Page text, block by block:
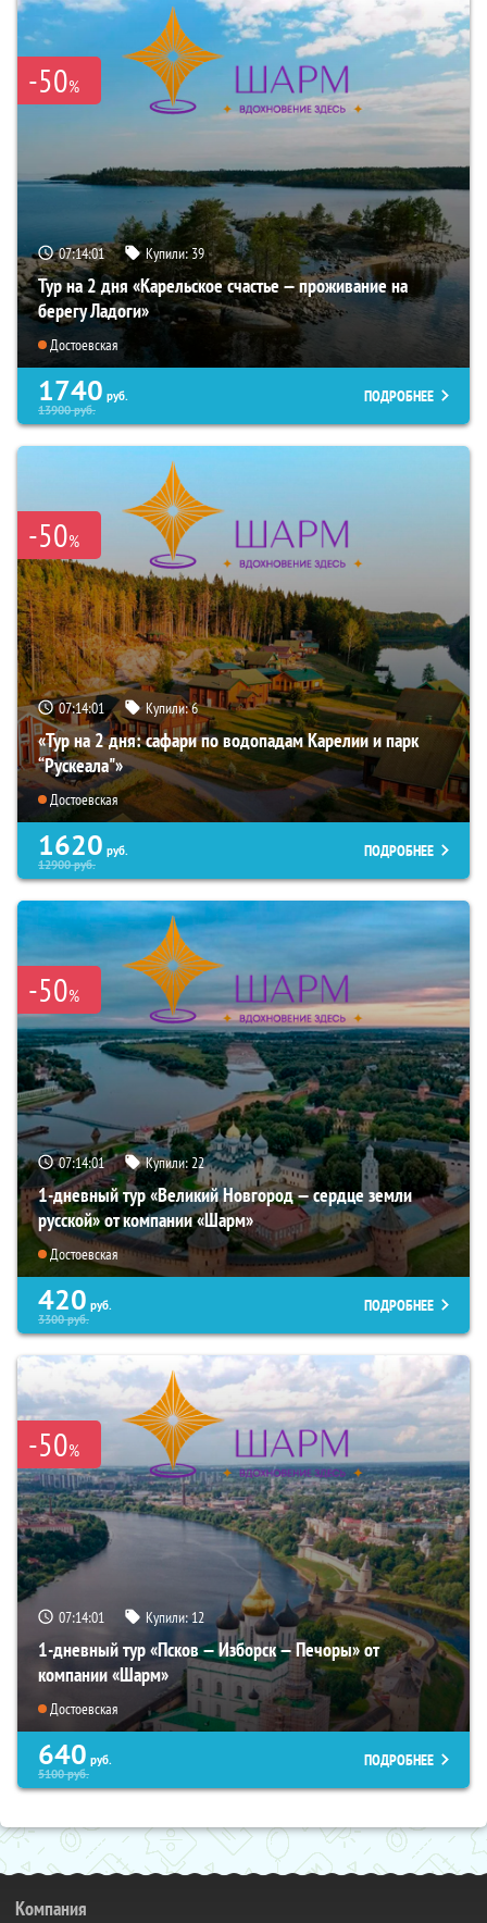
-50%
07:14:00 Купили:39
Тур на 2 дня «Карельское счастье — проживание на
берегу Ладоги»
Достоевская
1740 руб.
13900руб.
ПОДРОБНЕЕ
-50%
07:14:00 Купили:6
«Тур на 2 дня: сафари по водопадам Карелии и парк
“Рускеала"»
Достоевская
1620 руб.
12900руб.
ПОДРОБНЕЕ
-50%
07:14:00 Купили:22
1-дневный тур «Великий Новгород — сердце земли
русской» от компании «Шарм»
Достоевская
420 руб.
3300руб.
ПОДРОБНЕЕ
-50%
07:14:00 Купили:12
1-дневный тур «Псков — Изборск — Печоры» от
компании «Шарм»
Достоевская
640 руб.
5100руб.
ПОДРОБНЕЕ
Компания